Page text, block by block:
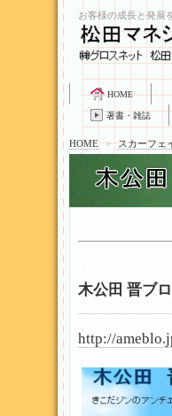
お客様の成長と発展
HOME
著書・雑誌
HOME > スカーフェ
木公田 晋ブ
http://